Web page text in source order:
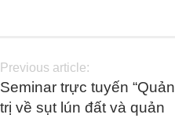
Previous article:
Seminar trực tuyến “Quản
trị về sụt lún đất và quản